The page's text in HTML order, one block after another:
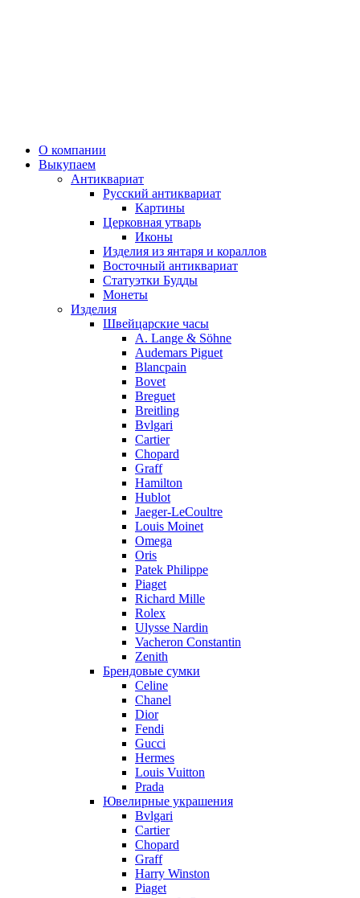
О компании
Выкупаем
Антиквариат
Русский антиквариат
Картины
Церковная утварь
Иконы
Изделия из янтаря и кораллов
Восточный антиквариат
Статуэтки Будды
Монеты
Изделия
Швейцарские часы
A. Lange & Söhne
Audemars Piguet
Blancpain
Bovet
Breguet
Breitling
Bvlgari
Cartier
Chopard
Graff
Hamilton
Hublot
Jaeger-LeCoultre
Louis Moinet
Omega
Oris
Patek Philippe
Piaget
Richard Mille
Rolex
Ulysse Nardin
Vacheron Constantin
Zenith
Брендовые сумки
Celine
Chanel
Dior
Fendi
Gucci
Hermes
Louis Vuitton
Prada
Ювелирные украшения
Bvlgari
Cartier
Chopard
Graff
Harry Winston
Piaget